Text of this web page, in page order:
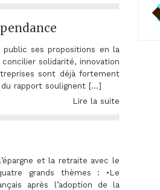
ses propositions en la
solidarité, innovation
sont déjà fortement
rapport soulignent […]
Lire la suite
et la retraite avec le
grands thèmes : •Le
après l’adoption de la